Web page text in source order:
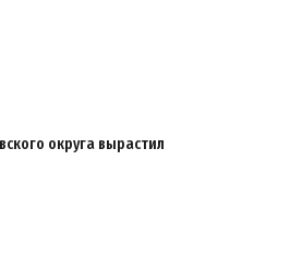
округа вырастил